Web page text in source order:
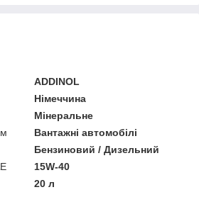
ADDINOL
Німеччина
Мінеральне
Вантажні автомобілі
Бензиновий / Дизельний
15W-40
20 л